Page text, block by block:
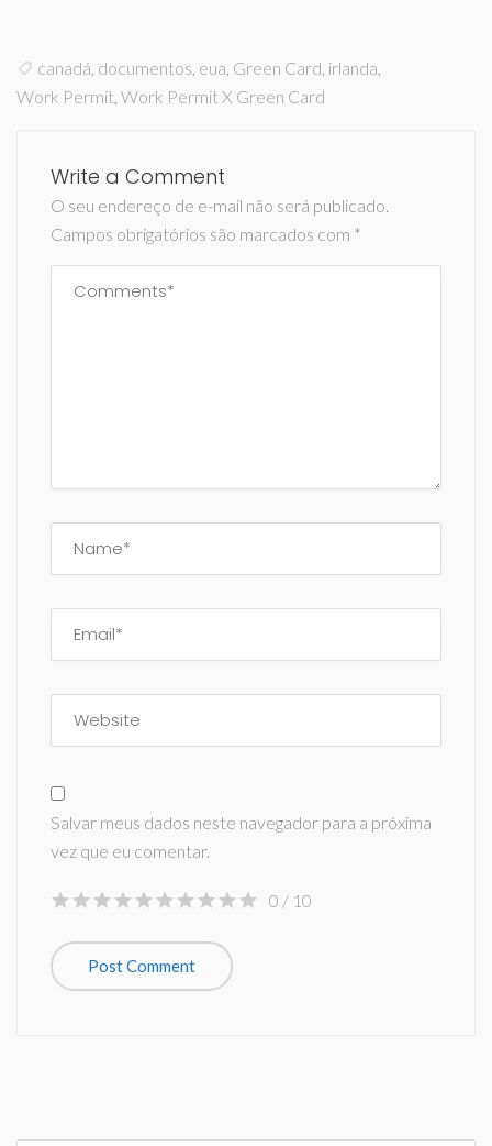
canadá, documentos, eua, Green Card, irlanda,
Work Permit, Work Permit X Green Card
Write a Comment
O seu endereço de e-mail não será publicado.
Campos obrigatórios são marcados com *
Salvar meus dados neste navegador para a próxima
vez que eu comentar.
0 / 10